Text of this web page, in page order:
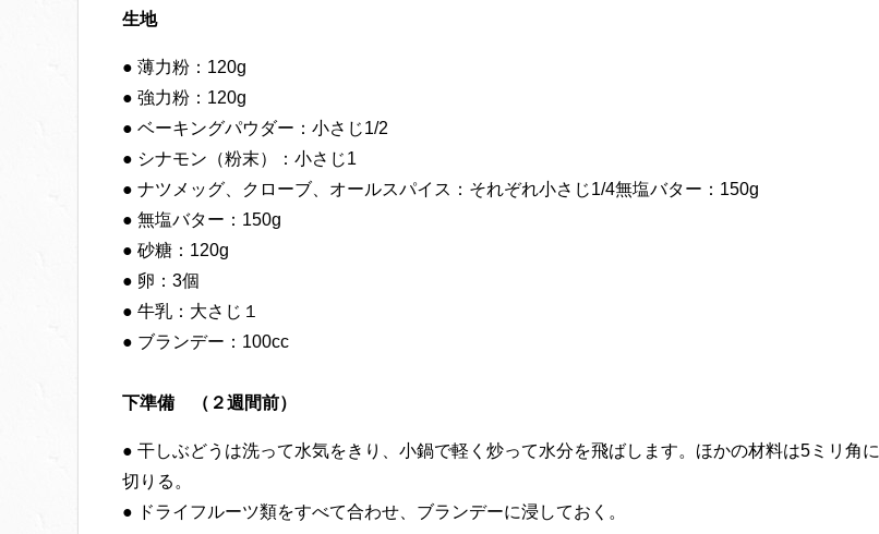
生地
● 薄力粉：120g
● 強力粉：120g
● ベーキングパウダー：小さじ1/2
● シナモン（粉末）：小さじ1
● ナツメッグ、クローブ、オールスパイス：それぞれ小さじ1/4無塩バター：150g
● 無塩バター：150g
● 砂糖：120g
● 卵：3個
● 牛乳：大さじ１
● ブランデー：100cc
下準備 （２週間前）
● 干しぶどうは洗って水気をきり、小鍋で軽く炒って水分を飛ばします。ほかの材料は5ミリ角に
切りる。
● ドライフルーツ類をすべて合わせ、ブランデーに浸しておく。